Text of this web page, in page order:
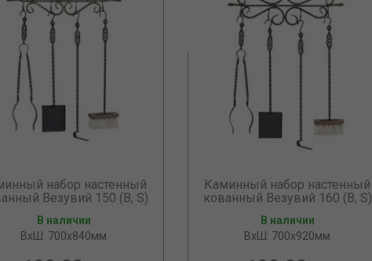
набор настенный
Везувий 150 (B, S)
В наличии
ВхШ: 700х840мм
Каминный набор настенный
кованный Везувий 160 (B, S)
В наличии
ВхШ: 700х920мм